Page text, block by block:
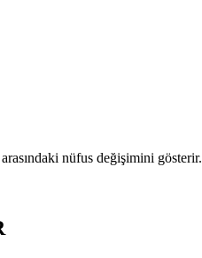
arasındaki nüfus değişimini gösterir.